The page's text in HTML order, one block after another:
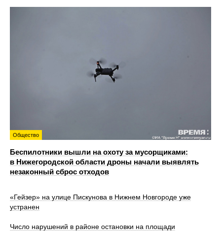
Общество
Беспилотники вышли на охоту за мусорщиками:
в Нижегородской области дроны начали выявлять
незаконный сброс отходов
«Гейзер» на улице Пискунова в Нижнем Новгороде уже
устранен
Число нарушений в районе остановки на площади